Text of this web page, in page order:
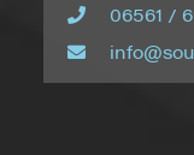
06561 /